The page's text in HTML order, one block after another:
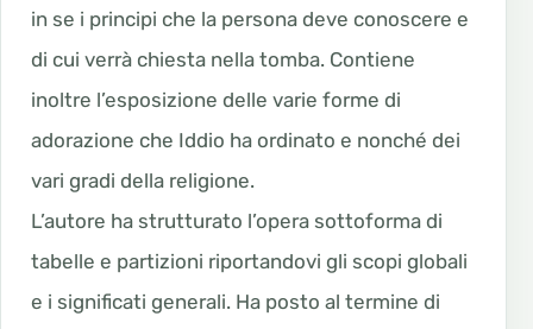
in se i principi che la persona deve conoscere e
di cui verrà chiesta nella tomba. Contiene
inoltre l’esposizione delle varie forme di
adorazione che Iddio ha ordinato e nonché dei
vari gradi della religione.
L’autore ha strutturato l’opera sottoforma di
tabelle e partizioni riportandovi gli scopi globali
e i significati generali. Ha posto al termine di